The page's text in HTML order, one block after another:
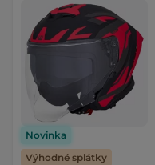
Novinka
Výhodné splátky